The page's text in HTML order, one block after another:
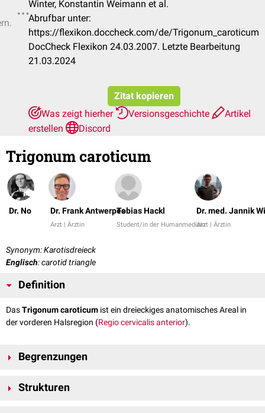
Winter, Konstantin Weimann et al.
Abrufbar unter:
https://flexikon.doccheck.com/de/Trigonum_caroticum
DocCheck Flexikon 24.03.2007. Letzte Bearbeitung
21.03.2024
Zitat kopieren
Was zeigt hierher
Versionsgeschichte
Artikel
erstellen
Discord
Trigonum caroticum
Dr. No Dr. Frank Antwerpes
Arzt | Ärztin
Tobias Hackl
Student/in der Humanmedizin
Dr. med. Jannik
Arzt | Ärztin
Synonym: Karotisdreieck
Englisch: carotid triangle
Definition
DasTrigonum caroticum ist ein dreieckiges anatomisches Areal in
der vorderen Halsregion (Regio cervicalis anterior).
Begrenzungen
der oberflächlichen
Strukturen